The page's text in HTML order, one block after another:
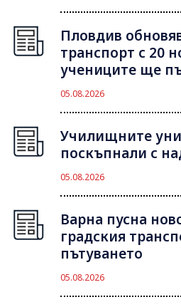
Пловдив
транспорт с 20
учениците ще
05.08.2026
Училищните
поскъпнали с
05.08.2026
Варна пусна
градския
пътуването
05.08.2026